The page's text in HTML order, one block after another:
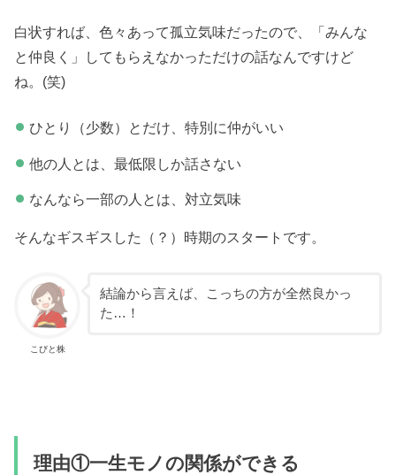
白状すれば、色々あって孤立気味だったので、「みんな
と仲良く」してもらえなかっただけの話なんですけど
ね。(笑)
ひとり（少数）とだけ、特別に仲がいい
他の人とは、最低限しか話さない
なんなら一部の人とは、対立気味
そんなギスギスした（？）時期のスタートです。
こびと株
結論から言えば、こっちの方が全然良かっ
た…！
理由①一生モノの関係ができる